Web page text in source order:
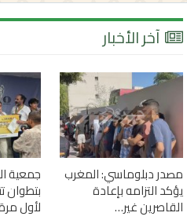
آخر الأخبار
مصدر دبلوماسي: المغرب
يؤكد التزامه بإعادة
القاصرين غير…
جمعية
بتطوان
لأول